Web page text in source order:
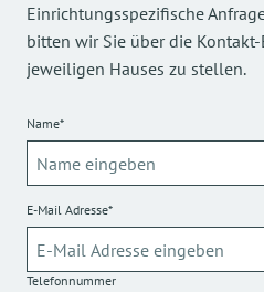
Einrichtungsspezifische
bitten wir Sie über die
jeweiligen Hauses zu stellen.
Name*
E-Mail Adresse*
Telefonnummer